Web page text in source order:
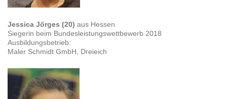
Jessica Jörges (20) aus Hessen
Siegerin beim Bundesleistungswettbewerb 2018
Ausbildungsbetrieb:
Maler Schmidt GmbH, Dreieich